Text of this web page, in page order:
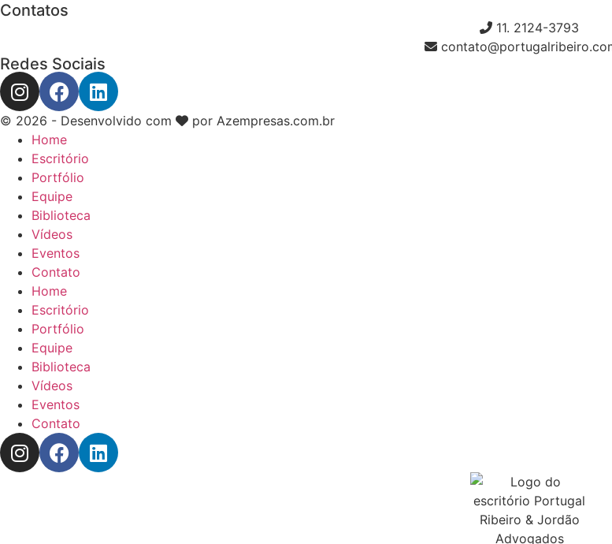
Contatos
11. 2124-3793
Redes Sociais
© 2026 - Desenvolvido com por Azempresas.com.br
Home
Escritório
Portfólio
Equipe
Biblioteca
Vídeos
Eventos
Contato
Home
Escritório
Portfólio
Equipe
Biblioteca
Vídeos
Eventos
Contato